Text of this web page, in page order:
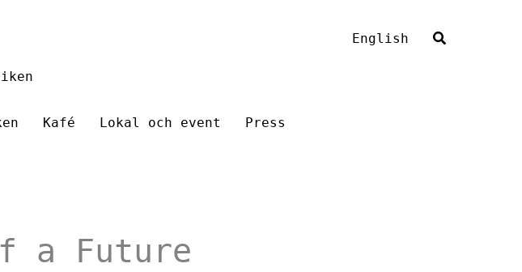
English
Kafé Lokal och event Press
a Future